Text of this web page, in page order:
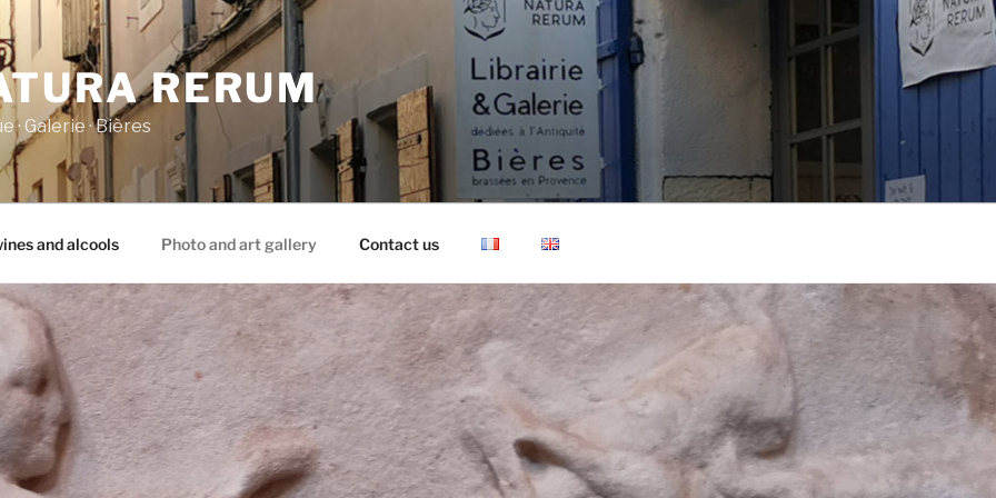
RERUM
· Galerie · Bières
and alcools Photo and art gallery Contact us